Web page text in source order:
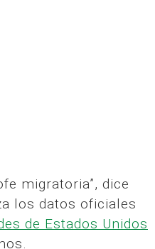
migratoria”, dice
los datos oficiales
de Estados Unidos